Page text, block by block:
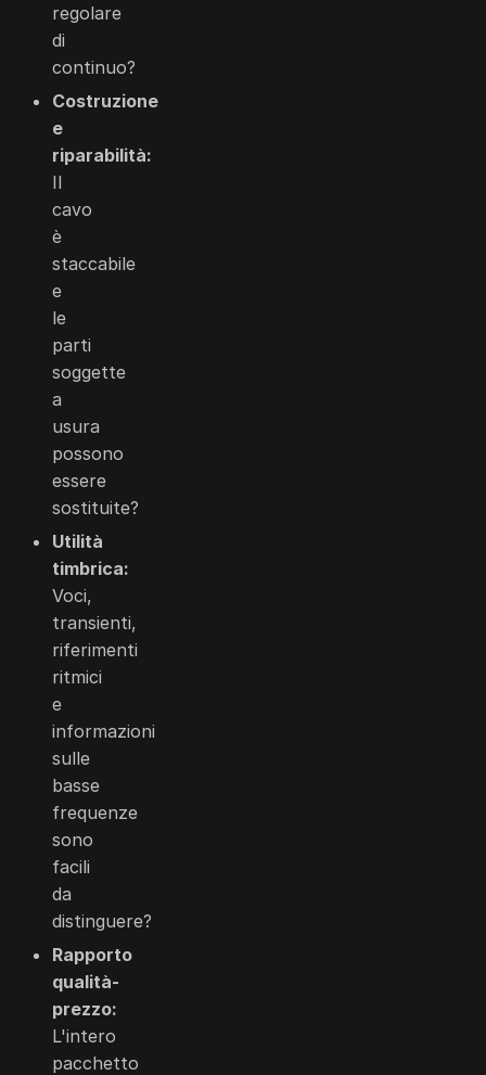
regolare
di
continuo?
Costruzione
e
riparabilità:
Il
cavo
è
staccabile
e
le
parti
soggette
a
usura
possono
essere
sostituite?
Utilità
timbrica:
Voci,
transienti,
riferimenti
ritmici
e
informazioni
sulle
basse
frequenze
sono
facili
da
distinguere?
Rapporto
qualità-
prezzo:
L'intero
pacchetto